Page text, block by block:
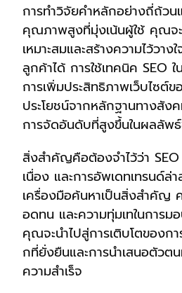
การทำวิจัยคำหลักอย่างถี่ถ้วน
คุณภาพสูงที่มุ่งเน้นผู้ใช้ คุณจ
เหมาะสมและสร้างความไว้วา
ลูกค้าได้ การใช้เทคนิค SEO
การเพิ่มประสิทธิภาพเว็บไซต์
ประโยชน์จากหลักฐานทางสัง
การจัดอันดับที่สูงขึ้นในผลลัพ
สิ่งสำคัญคือต้องจำไว้ว่า
เนื่อง และการอัพเดทเทรนด์ล่
เครื่องมือค้นหาเป็นสิ่งสำคัญ
อดทน และความทุ่มเทในการ
คุณจะนำไปสู่การเติบโตของก
กที่ยั่งยืนและการนำเสนอตัวต
ความสำเร็จ